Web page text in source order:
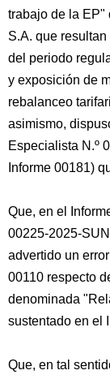
trabajo de la EP"
S.A. que
del periodo
y exposición de
rebalanceo
asimismo,
Especialista N.º
Informe 00181)
Que, en el
00225-2025-
advertido un
00110 respecto
denominada
sustentado en el
Que, en tal